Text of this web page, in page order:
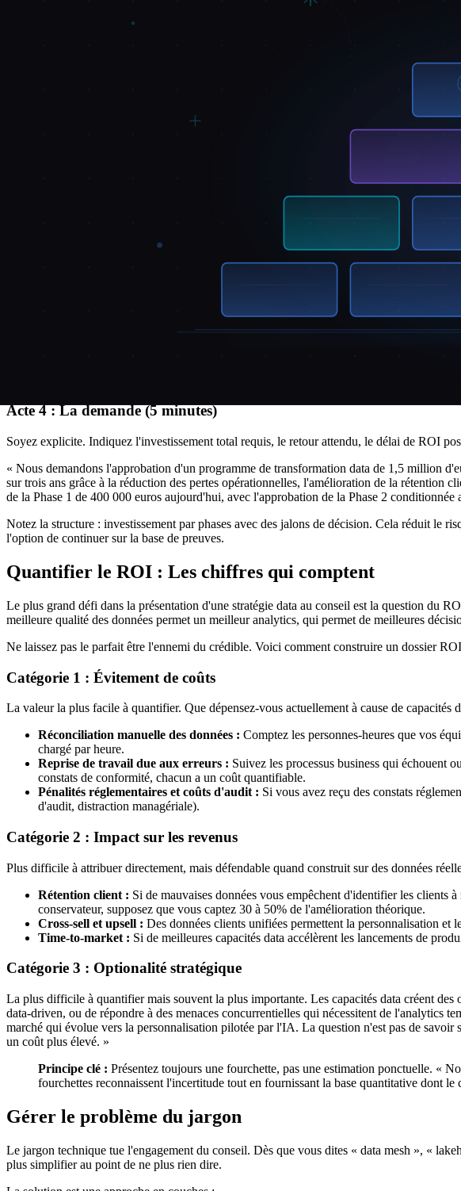
Utilisez un ou deux points de données convaincants : « Notre score de qualité des
annuelles en erreurs de facturation, gaspillage de campagnes et remédiation de conformité. »
Décrivez l'état cible en termes business. Quelles capacités l'organisation aura-t-elle dans
Résistez à la tentation de décrire chaque initiative. Concentrez-vous sur les trois à cinq
Exemple : « Sous 18 mois, nous disposerons d'une plateforme de données clients unifiée
Investissement : 400 000 euros. Résultat attendu : qualité des données clients de 62 à 85+. »
600 000 euros. Résultat attendu : réduction du churn de 8% dans la première année de
500 000 euros. Résultat attendu : réduction de 15% des coûts opérationnels sur les
Acte 4 : La demande (5 minutes)
Soyez explicite. Indiquez l'investissement total requis, le retour attendu, le délai de ROI
« Nous demandons l'approbation d'un programme de transformation data de 1,5 million
sur trois ans grâce à la réduction des pertes opérationnelles, l'amélioration de la rétention
de la Phase 1 de 400 000 euros aujourd'hui, avec l'approbation de la Phase 2 conditionnée
Notez la structure : investissement par phases avec des jalons de décision. Cela réduit le
l'option de continuer sur la base de preuves.
Quantifier le ROI : Les chiffres qui comptent
Le plus grand défi dans la présentation d'une stratégie data au conseil est la question du
meilleure qualité des données permet un meilleur analytics, qui permet de meilleures
Ne laissez pas le parfait être l'ennemi du crédible. Voici comment construire un dossier
Catégorie 1 : Évitement de coûts
La valeur la plus facile à quantifier. Que dépensez-vous actuellement à cause de capacités
Réconciliation manuelle des données : Comptez les personnes-heures que vos
chargé par heure.
Reprise de travail due aux erreurs : Suivez les processus business qui échouent
constats de conformité, chacun a un coût quantifiable.
Pénalités réglementaires et coûts d'audit : Si vous avez reçu des constats
d'audit, distraction managériale).
Catégorie 2 : Impact sur les revenus
Plus difficile à attribuer directement, mais défendable quand construit sur des données
Rétention client : Si de mauvaises données vous empêchent d'identifier les clients
conservateur, supposez que vous captez 30 à 50% de l'amélioration théorique.
Cross-sell et upsell : Des données clients unifiées permettent la personnalisation et
Time-to-market : Si de meilleures capacités data accélèrent les lancements de
Catégorie 3 : Optionalité stratégique
La plus difficile à quantifier mais souvent la plus importante. Les capacités data créent
data-driven, ou de répondre à des menaces concurrentielles qui nécessitent de l'analytics
marché qui évolue vers la personnalisation pilotée par l'IA. La question n'est pas de savoir
un coût plus élevé. »
Principe clé : Présentez toujours une fourchette, pas une estimation ponctuelle. «
fourchettes reconnaissent l'incertitude tout en fournissant la base quantitative dont le
Gérer le problème du jargon
Le jargon technique tue l'engagement du conseil. Dès que vous dites « data mesh », «
plus simplifier au point de ne plus rien dire.